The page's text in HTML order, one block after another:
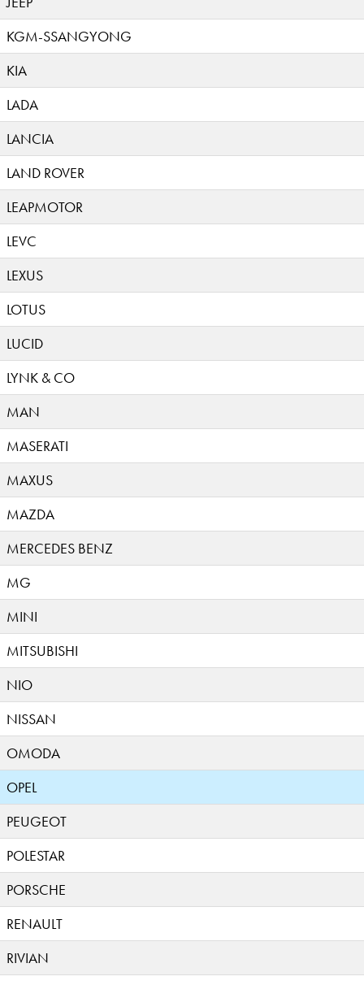
KGM-SSANGYONG
KIA
LADA
LANCIA
LAND ROVER
LEAPMOTOR
LEVC
LEXUS
LOTUS
LUCID
LYNK & CO
MAN
MASERATI
MAXUS
MAZDA
MERCEDES BENZ
MG
MINI
MITSUBISHI
NIO
NISSAN
OMODA
OPEL
PEUGEOT
POLESTAR
PORSCHE
RENAULT
RIVIAN